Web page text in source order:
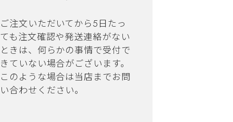
ご注文いただいてから5日たっ
ても注文確認や発送連絡がない
ときは、何らかの事情で受付で
きていない場合がございます。
このような場合は当店までお問
い合わせください。